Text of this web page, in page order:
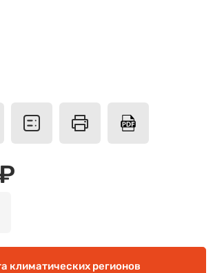
климатических регионов